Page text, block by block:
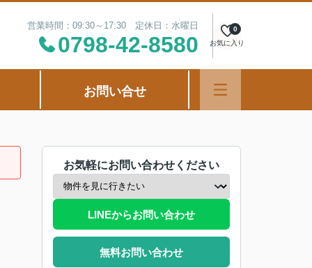
営業時間：09:30～17:30 定休日：水曜日
0798-42-8580 お気に入り
0
お問い合せ
お気軽にお問い合わせください
LINEからお問い合わせ
無料お問い合わせ